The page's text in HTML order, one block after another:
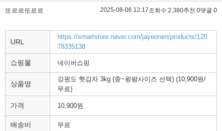
또르르또르르 2025-08-06 12:17조회수 2,380추천 0댓글 0
URL
https://smartstore.naver.com/jayeonen/products/120
78335138
쇼핑몰 네이버쇼핑
상품명
강원도 햇감자 3kg (중~왕왕사이즈 선택) (10,900원/
무료)
가격 10,900원
배송비 무료